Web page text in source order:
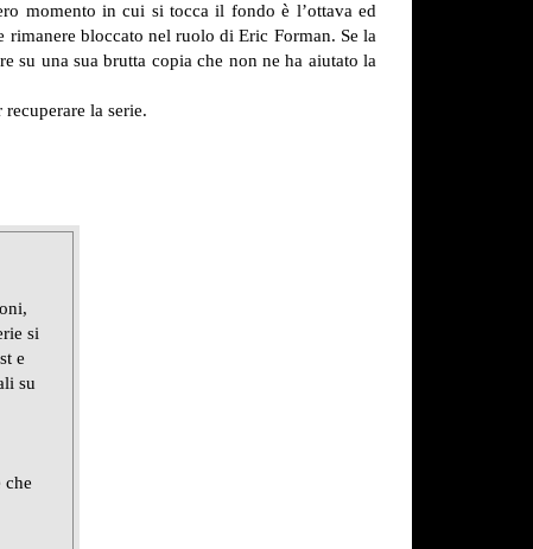
momento in cui si tocca il fondo è l’ottava ed
bloccato nel ruolo di Eric Forman. Se la
su una sua brutta copia che non ne ha aiutato la
la serie.
si
e
su
che